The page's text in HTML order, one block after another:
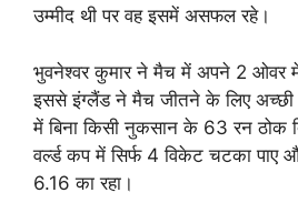
उम्मीद थी पर वह इसमें असफल रहे।
भुवनेश्वर कुमार ने मैच में अपने 2 ओवर
इससे इंग्लैंड ने मैच जीतने के लिए
में बिना किसी नुकसान के 63 रन ठोक
वर्ल्ड कप में सिर्फ 4 विकेट चटका पाए
6.16 का रहा।